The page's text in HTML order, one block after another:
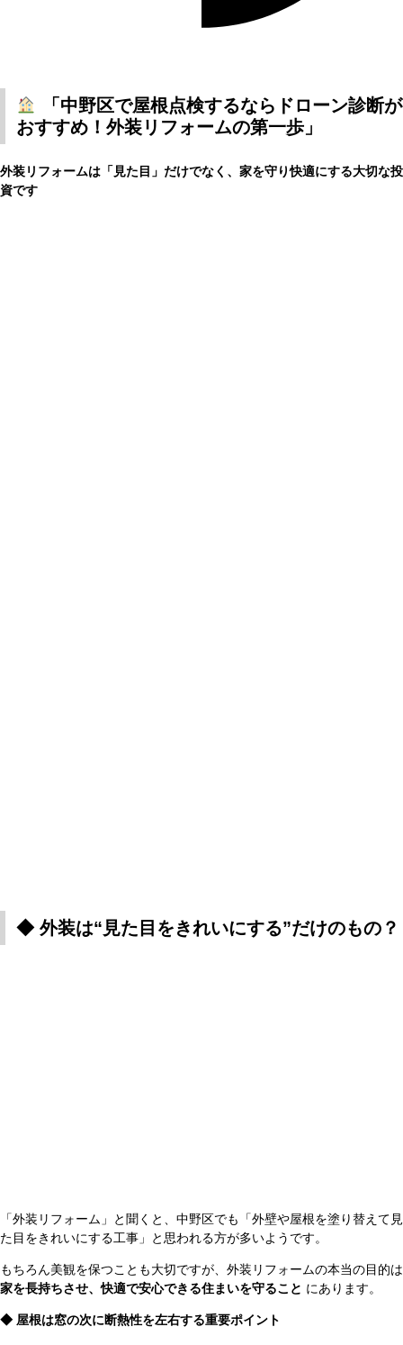
「中野区で屋根点検するならドローン診断が
おすすめ！外装リフォームの第一歩」
外装リフォームは「見た目」だけでなく、家を守り快適にする大切な投
資です
◆ 外装は“見た目をきれいにする”だけのもの？
「外装リフォーム」と聞くと、中野区でも「外壁や屋根を塗り替えて見
た目をきれいにする工事」と思われる方が多いようです。
もちろん美観を保つことも大切ですが、外装リフォームの本当の目的は
家を長持ちさせ、快適で安心できる住まいを守ること にあります。
◆ 屋根は窓の次に断熱性を左右する重要ポイント